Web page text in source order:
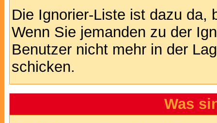
Die Ignorier-Liste ist dazu da,
Wenn Sie jemanden zu der
Benutzer nicht mehr in der
schicken.
Was